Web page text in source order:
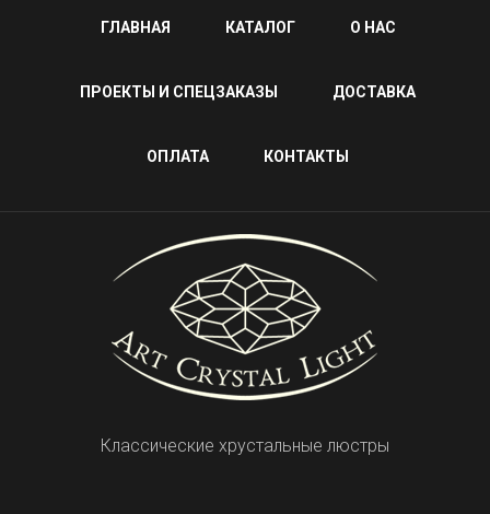
ГЛАВНАЯ КАТАЛОГ О НАС
ПРОЕКТЫ И СПЕЦЗАКАЗЫ ДОСТАВКА
ОПЛАТА КОНТАКТЫ
Классические хрустальные люстры